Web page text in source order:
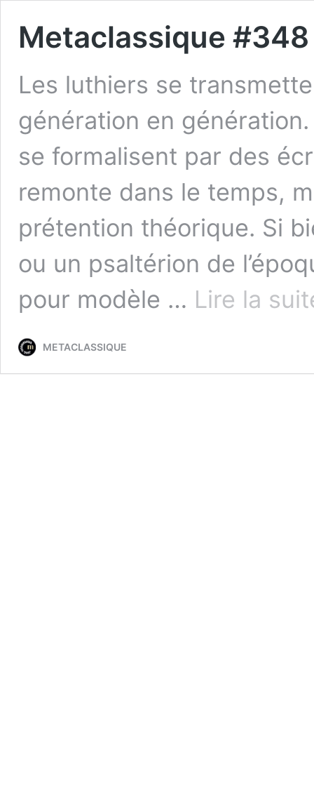
Metaclassique
Les luthiers se
génération en
se formalisent par des
remonte dans le temps,
prétention théorique. Si
ou un psaltérion de
pour modèle … Lire la
METACLASSIQUE